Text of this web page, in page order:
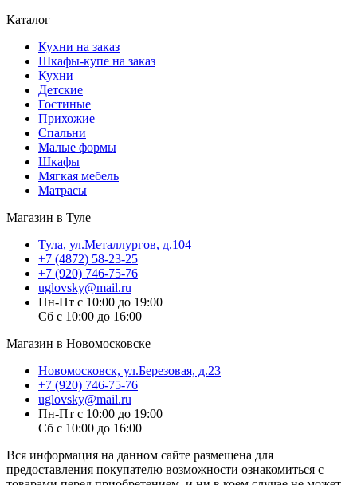
Каталог
Кухни на заказ
Шкафы-купе на заказ
Кухни
Детские
Гостиные
Прихожие
Спальни
Малые формы
Шкафы
Мягкая мебель
Матрасы
Магазин в Туле
Тула, ул.Металлургов, д.104
+7 (4872) 58-23-25
+7 (920) 746-75-76
uglovsky@mail.ru
Пн-Пт с 10:00 до 19:00
Сб с 10:00 до 16:00
Магазин в Новомосковске
Новомосковск, ул.Березовая, д.23
+7 (920) 746-75-76
uglovsky@mail.ru
Пн-Пт с 10:00 до 19:00
Сб с 10:00 до 16:00
Вся информация на данном сайте размещена для
предоставления покупателю возможности ознакомиться с